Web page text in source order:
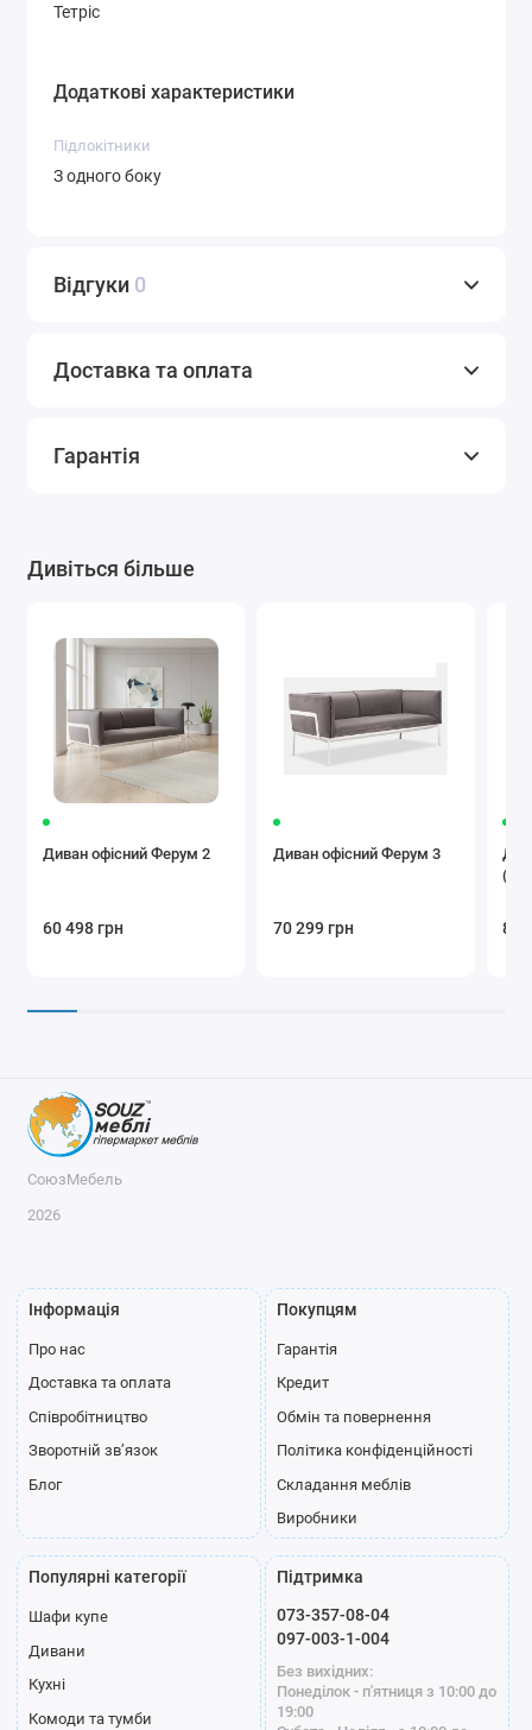
Тетріс
Додаткові характеристики
Підлокітники
З одного боку
Відгуки 0
Доставка та оплата
Гарантія
Дивіться більше
Диван офісний Ферум 2
60 498 грн
Диван офісний Ферум 3
70 299 грн 8
СоюзМебель
2026
Інформація
Про нас
Доставка та оплата
Співробітництво
Зворотній зв’язок
Блог
Покупцям
Гарантія
Кредит
Обмін та повернення
Політика конфіденційності
Складання меблів
Виробники
Популярні категорії
Шафи купе
Дивани
Кухні
Комоди та тумби
Підтримка
073-357-08-04
097-003-1-004
Без вихідних:
Понеділок - п'ятниця з 10:00 до
19:00